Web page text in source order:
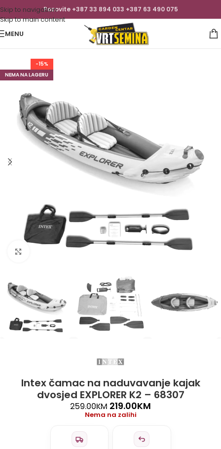
Skip to navigation
Skip to main content
Pozovite +387 33 894 033 +387 63 490 075
MENU
-15%
NEMA NA LAGERU
Intex čamac na naduvavanje kajak
dvosjed EXPLORER K2 – 68307
259.00KM 219.00KM
Nema na zalihi